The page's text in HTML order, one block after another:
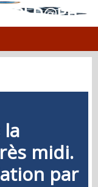
midi.
par